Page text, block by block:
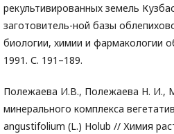
рекультивированных земель
заготовитель-ной базы
биологии, химии и фармакологии
1991. С. 191–189.
Полежаева И.В., Полежаева Н. И.,
минерального комплекса
angustifolium (L.) Holub // Химия